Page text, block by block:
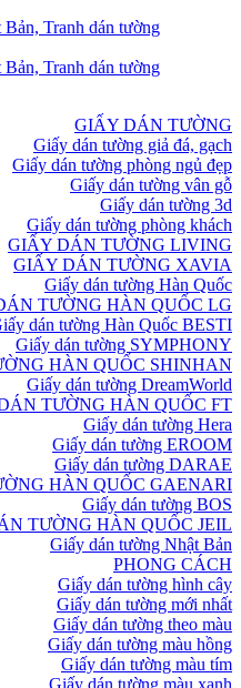
GIẤY DÁN TƯỜNG
Giấy dán tường giả đá, gạch
Giấy dán tường phòng ngủ đẹp
Giấy dán tường vân gỗ
Giấy dán tường 3d
Giấy dán tường phòng khách
GIẤY DÁN TƯỜNG LIVING
GIẤY DÁN TƯỜNG XAVIA
Giấy dán tường Hàn Quốc
TƯỜNG HÀN QUỐC LG
dán tường Hàn Quốc BESTI
Giấy dán tường SYMPHONY
HÀN QUỐC SHINHAN
Giấy dán tường DreamWorld
TƯỜNG HÀN QUỐC FT
Giấy dán tường Hera
Giấy dán tường EROOM
Giấy dán tường DARAE
HÀN QUỐC GAENARI
Giấy dán tường BOS
TƯỜNG HÀN QUỐC JEIL
Giấy dán tường Nhật Bản
PHONG CÁCH
Giấy dán tường hình cây
Giấy dán tường mới nhất
Giấy dán tường theo màu
Giấy dán tường màu hồng
Giấy dán tường màu tím
Giấy dán tường màu xanh